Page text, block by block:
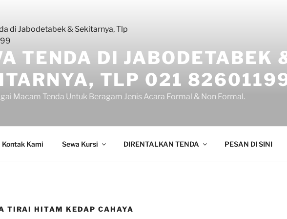
TENDA DI JABODETABEK
TLP 021
Macam Tenda Untuk Beragam Jenis Acara Formal & Non Formal.
Kontak Kami Sewa Kursi DIRENTALKAN TENDA PESAN DI SINI
TIRAI HITAM KEDAP CAHAYA